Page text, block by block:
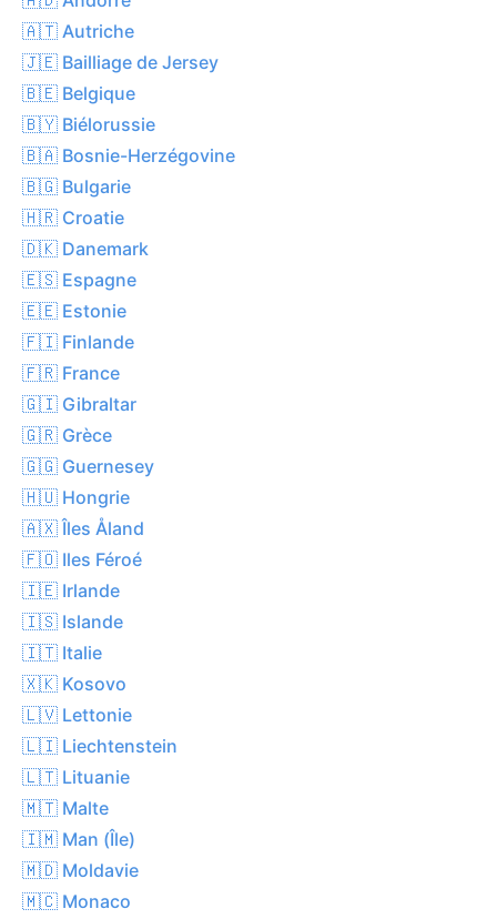
🇦🇹 Autriche
🇯🇪 Bailliage de Jersey
🇧🇪 Belgique
🇧🇾 Biélorussie
🇧🇦 Bosnie-Herzégovine
🇧🇬 Bulgarie
🇭🇷 Croatie
🇩🇰 Danemark
🇪🇸 Espagne
🇪🇪 Estonie
🇫🇮 Finlande
🇫🇷 France
🇬🇮 Gibraltar
🇬🇷 Grèce
🇬🇬 Guernesey
🇭🇺 Hongrie
🇦🇽 Îles Åland
🇫🇴 Iles Féroé
🇮🇪 Irlande
🇮🇸 Islande
🇮🇹 Italie
🇽🇰 Kosovo
🇱🇻 Lettonie
🇱🇮 Liechtenstein
🇱🇹 Lituanie
🇲🇹 Malte
🇮🇲 Man (Île)
🇲🇩 Moldavie
🇲🇨 Monaco